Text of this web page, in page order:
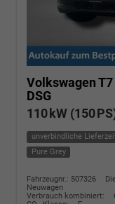
Volkswagen
DSG
110 kW (150
unverbindliche
Pure Grey
Fahrzeugnr.: 507326
Neuwagen
Verbrauch kombiniert: